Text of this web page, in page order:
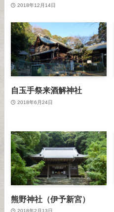
2018年12月14日
自玉手祭来酒解神社
2018年6月24日
熊野神社（伊予新宮）